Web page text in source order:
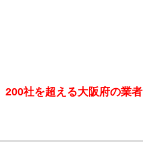
200社を超える大阪府の業者